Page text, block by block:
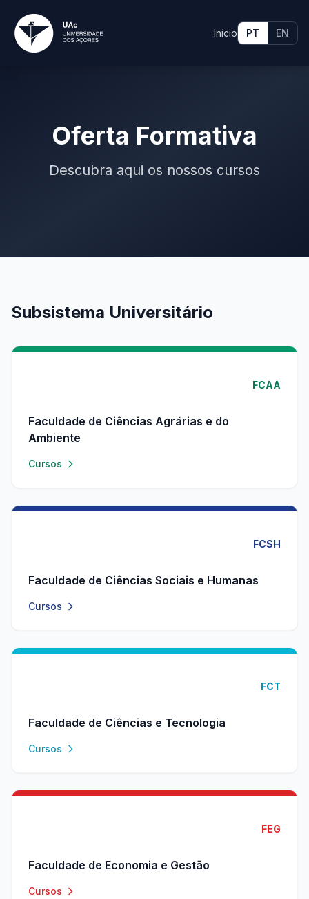
Início PT EN
Oferta Formativa
Descubra aqui os nossos cursos
Subsistema Universitário
FCAA
Faculdade de Ciências Agrárias e do
Ambiente
Cursos
FCSH
Faculdade de Ciências Sociais e Humanas
Cursos
FCT
Faculdade de Ciências e Tecnologia
Cursos
FEG
Faculdade de Economia e Gestão
Cursos